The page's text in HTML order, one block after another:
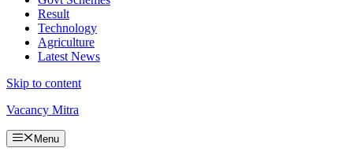
Result
Technology
Agriculture
Latest News
Skip to content
Vacancy Mitra
Menu